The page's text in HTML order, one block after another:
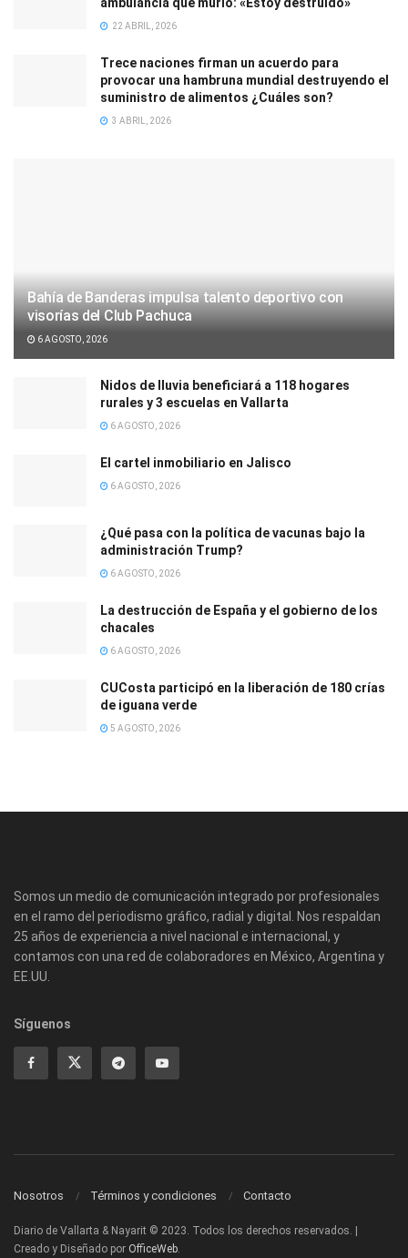
22 ABRIL, 2026
Trece naciones firman un acuerdo para
provocar una hambruna mundial destruyendo el
suministro de alimentos ¿Cuáles son?
3 ABRIL, 2026
Bahía de Banderas impulsa talento deportivo con
visorías del Club Pachuca
6 AGOSTO, 2026
Nidos de lluvia beneficiará a 118 hogares
rurales y 3 escuelas en Vallarta
6 AGOSTO, 2026
El cartel inmobiliario en Jalisco
6 AGOSTO, 2026
¿Qué pasa con la política de vacunas bajo la
administración Trump?
6 AGOSTO, 2026
La destrucción de España y el gobierno de los
chacales
6 AGOSTO, 2026
CUCosta participó en la liberación de 180 crías
de iguana verde
5 AGOSTO, 2026
Somos un medio de comunicación integrado por profesionales
en el ramo del periodismo gráfico, radial y digital. Nos respaldan
25 años de experiencia a nivel nacional e internacional, y
contamos con una red de colaboradores en México, Argentina y
EE.UU.
Síguenos
Nosotros Términos y condiciones Contacto
Diario de Vallarta & Nayarit © 2023. Todos los derechos reservados. |
Creado y Diseñado por OfficeWeb.